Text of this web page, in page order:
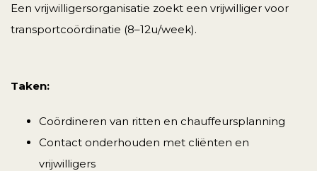
Een vrijwilligersorganisatie zoekt een vrijwilliger voor
transportcoördinatie (8–12u/week).
Taken:
Coördineren van ritten en chauffeursplanning
Contact onderhouden met cliënten en
vrijwilligers